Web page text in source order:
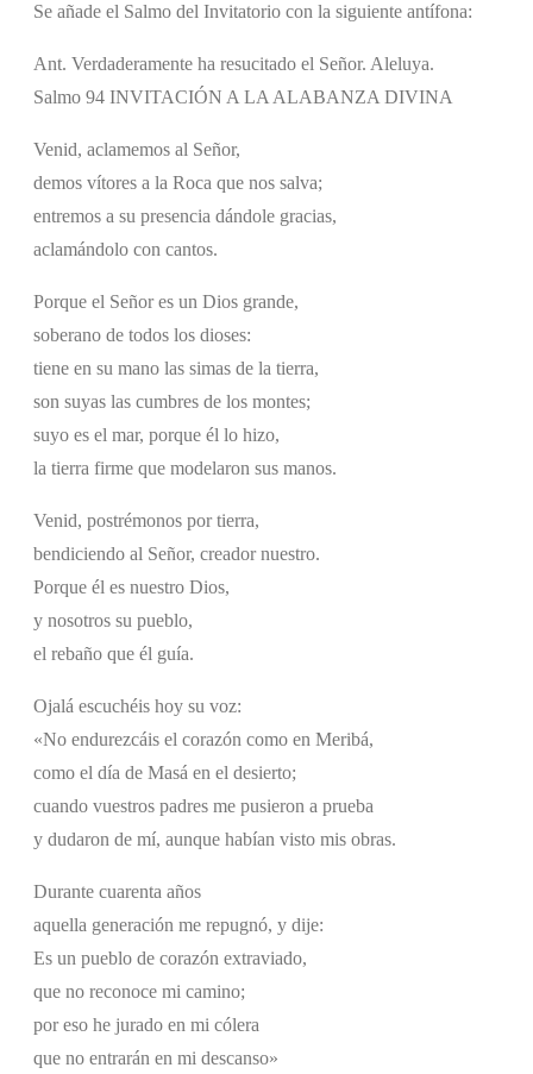
Se añade el Salmo del Invitatorio con la siguiente antífona:
Ant. Verdaderamente ha resucitado el Señor. Aleluya.
Salmo 94 INVITACIÓN A LA ALABANZA DIVINA
Venid, aclamemos al Señor,
demos vítores a la Roca que nos salva;
entremos a su presencia dándole gracias,
aclamándolo con cantos.
Porque el Señor es un Dios grande,
soberano de todos los dioses:
tiene en su mano las simas de la tierra,
son suyas las cumbres de los montes;
suyo es el mar, porque él lo hizo,
la tierra firme que modelaron sus manos.
Venid, postrémonos por tierra,
bendiciendo al Señor, creador nuestro.
Porque él es nuestro Dios,
y nosotros su pueblo,
el rebaño que él guía.
Ojalá escuchéis hoy su voz:
«No endurezcáis el corazón como en Meribá,
como el día de Masá en el desierto;
cuando vuestros padres me pusieron a prueba
y dudaron de mí, aunque habían visto mis obras.
Durante cuarenta años
aquella generación me repugnó, y dije:
Es un pueblo de corazón extraviado,
que no reconoce mi camino;
por eso he jurado en mi cólera
que no entrarán en mi descanso»